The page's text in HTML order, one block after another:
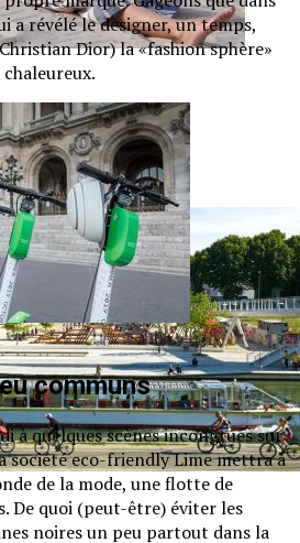
a révélé le designer, un temps,
Dior) la «fashion sphère»
communs
à quelques scènes incongrues sur
société eco-friendly Lime mettra à
de la mode, une flotte de
quoi (peut-être) éviter les
noires un peu partout dans la
on the Moon